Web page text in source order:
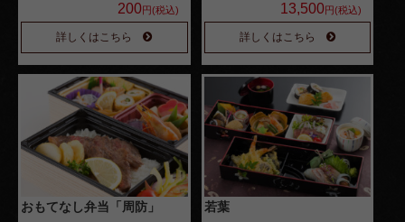
200円(税込)
詳しくはこちら
13,500円(税込)
詳しくはこちら
おもてなし弁当「周防」 若葉